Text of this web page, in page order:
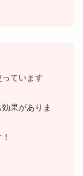
ています
果がありま